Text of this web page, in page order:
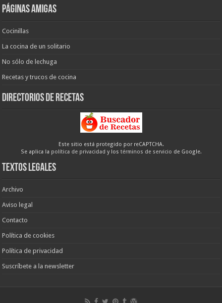
Páginas amigas
Cocinillas
La cocina de un solitario
No sólo de lechuga
Recetas y trucos de cocina
Directorios de recetas
Este sitio está protegido por reCAPTCHA.
Se aplica la política de privacidad y los términos de servicio de Google.
Textos legales
Archivo
Aviso legal
Contacto
Política de cookies
Política de privacidad
Suscríbete a la newsletter